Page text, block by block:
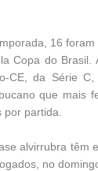
16
Copa do
CE, da Série
que mais
partida.
alvirrubra têm
no